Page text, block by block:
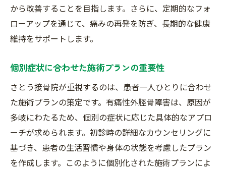
有痛性外脛骨障害の原因を徹底分析さとう接骨
院のアプローチ
症状発生の主な要因とその分析
原因別に異なる施術の選択肢
痛みの再発防止に向けたアプローチ
患者との対話で築く信頼関係
通勤通学に便利なみずほ台駅接骨院で受ける効
果的な施術
から改善することを目指します。さらに、定期的なフォ
ローアップを通じて、痛みの再発を防ぎ、長期的な健康
維持をサポートします。
個別症状に合わせた施術プランの重要性
さとう接骨院が重視するのは、患者一人ひとりに合わせ
た施術プランの策定です。有痛性外脛骨障害は、原因が
多岐にわたるため、個別の症状に応じた具体的なアプロ
ーチが求められます。初診時の詳細なカウンセリングに
基づき、患者の生活習慣や身体の状態を考慮したプラン
を作成します。このように個別化された施術プランによ